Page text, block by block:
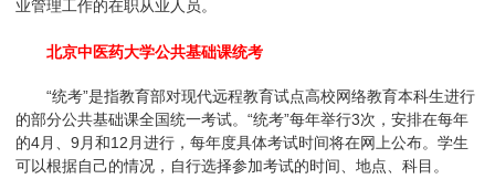
业管理工作的在职从业人员。
北京中医药大学公共基础课统考
“统考”是指教育部对现代远程教育试点高校网络教育本科生进行
的部分公共基础课全国统一考试。“统考”每年举行3次，安排在每年
的4月、9月和12月进行，每年度具体考试时间将在网上公布。学生
可以根据自己的情况，自行选择参加考试的时间、地点、科目。